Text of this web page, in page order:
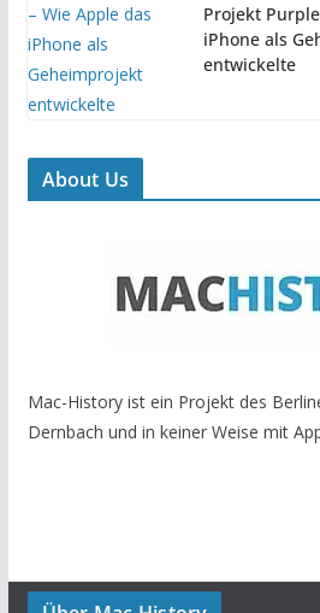
Projekt
iPhone als
entwickelte
About Us
Mac-History ist ein Projekt des
Dernbach und in keiner Weise mit